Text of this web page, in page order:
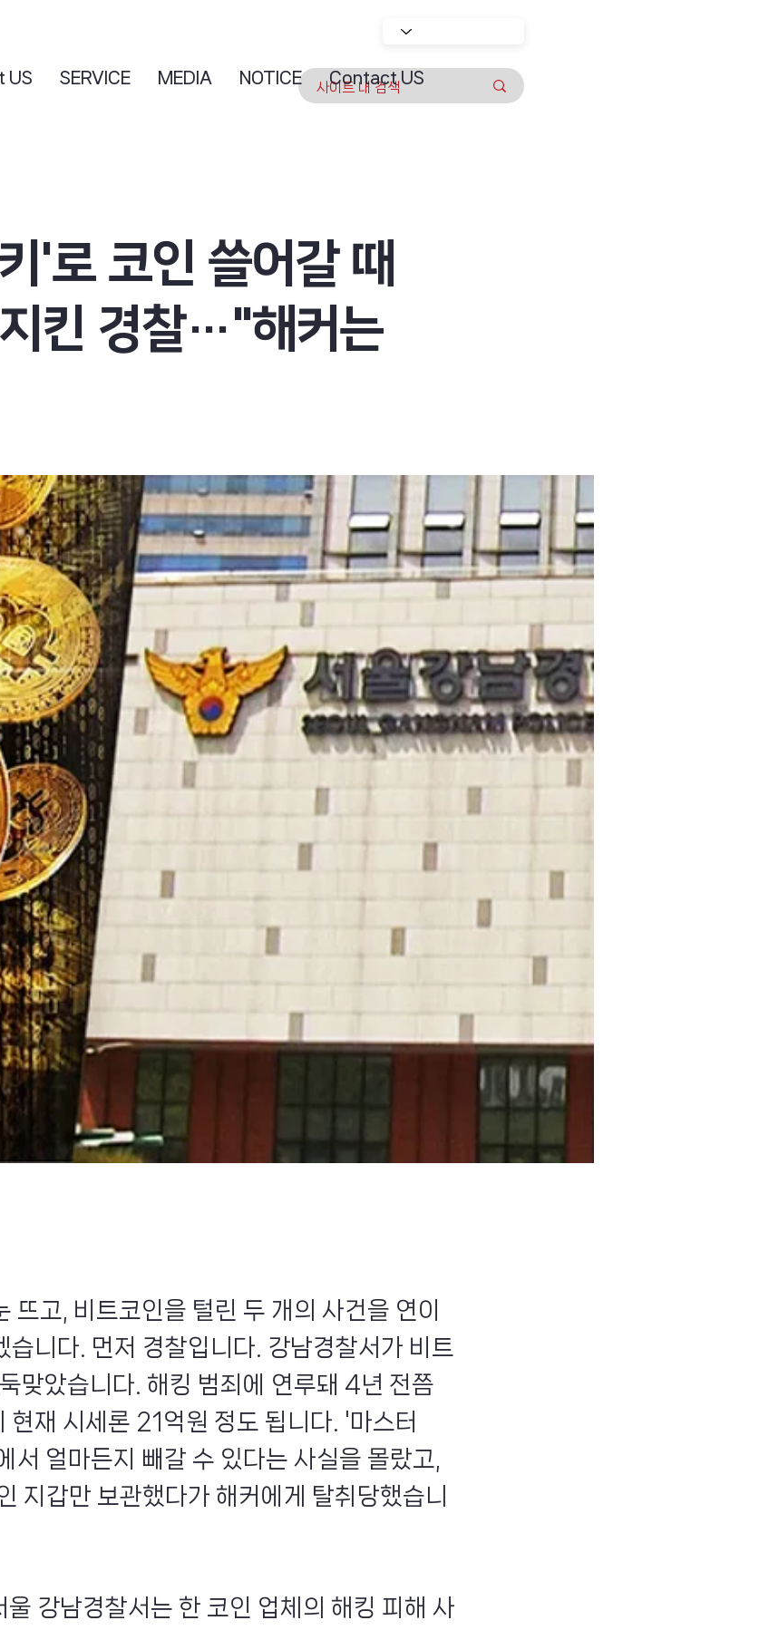
US SERVICE MEDIA NOTICE Contact US
'로 코인 쓸어갈 때
킨 경찰…"해커는
뜨고, 비트코인을 털린 두 개의 사건을 연이
습니다. 먼저 경찰입니다. 강남경찰서가 비트
맞았습니다. 해킹 범죄에 연루돼 4년 전쯤
현재 시세론 21억원 정도 됩니다. '마스터
서 얼마든지 빼갈 수 있다는 사실을 몰랐고,
지갑만 보관했다가 해커에게 탈취당했습니
강남경찰서는 한 코인 업체의 해킹 피해 사